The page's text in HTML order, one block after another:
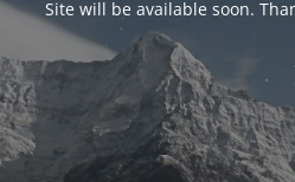
Site will be available soon.